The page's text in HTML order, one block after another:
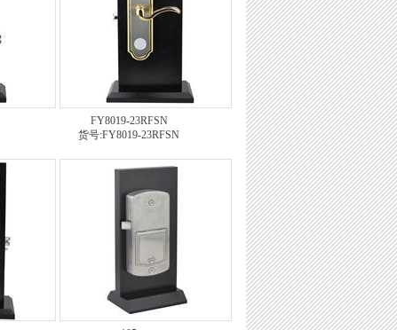
FY8019-23RFSN
货号:FY8019-23RFSN